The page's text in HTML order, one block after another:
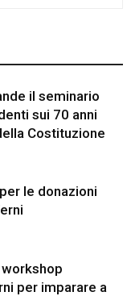
il seminario
sui 70 anni
Costituzione
le donazioni
per imparare a